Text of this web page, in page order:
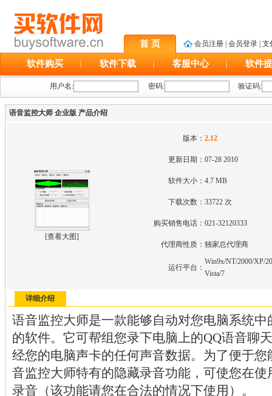
首 页 会员注册 会员登录 支
软件购买 软件下载 客服中心 软件
用户名: 密码: 验证码:
语音监控大师 企业版 产品介绍
[查看大图]
版本：2.12
更新日期：07-28 2010
软件大小：4.7 MB
下载次数：33722 次
购买销售电话：021-32120333
代理商性质：独家总代理商
运行平台：
Win9x/NT/2000/XP/
Vista/7
详细介绍
语音监控大师是一款能够自动对您电脑系统
的软件。它可帮组您录下电脑上的QQ语音聊
经您的电脑声卡的任何声音数据。为了便于
音监控大师特有的隐藏录音功能，可使您在
录音（该功能请您在合法的情况下使用）。